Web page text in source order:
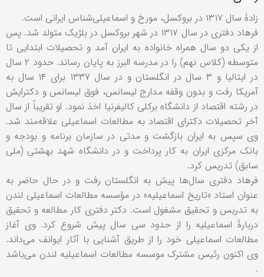
زادۀ سال ۱۳۱۷ در بروکسل، مورخ و اسماعیلی‌شناس ایرانی است.
فرهاد دفتری در سال ۱۳۱۷ در شهر بروکسل در بلژیک متولد شد. پس
از یکی دو سال همراه خانواده به ایران آمد و تحصیلات ابتدایی تا
متوسطه (کلاس نهم) را در مدرسه البرز به پایان رساند. حدود ۲ سال
در ایتالیا و ۳ سال در انگلستان و در سال ۱۳۳۷ برای ۱۴ سال به
آمریکا رفت و بدون وقفه مدارج لیسانس، فوق لیسانس و دکترایش
در رشته اقتصاد از دانشگاه برکلی کالیفرنیا اخذ نمود. او تقریباً از سال
آخر تحصیلات دکترای اقتصاد به مطالعات اسماعیلی علاقه‌مند شد.
وی سپس به ایران بازگشت و مدتی در سازمان برنامه و بودجه و
بانک مرکزی ایران به کار پرداخت و در دانشگاه شهد بهشتی (ملی
سابق) تدریس کرد.
فرهاد دفتری سال‌ها پیش به انگلستان رفت و در حال حاضر به
عنوان استاد «تاریخ اسماعیلیه» در مؤسسه مطالعات اسماعیلی لندن
به تدریس و تحقیق مشغول است. دکتر دفتری کار مطالعه و تحقیق
دربارهٔ اسماعیلیه را از حدود سی سال پیش شروع کرد. وی آغاز
مطالعات اسماعیلی خود را از طریق آشنایی با آثار ایوانف می‌داند.
وی اکنون رئیس مشترک موسسه مطالعات اسماعیلیه لندن می‌باشد
.